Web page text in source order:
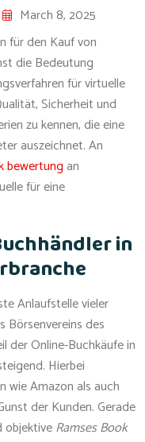
March 8, 2025
für den Kauf von
die Bedeutung
für virtuelle
Sicherheit und
zu kennen, die eine
auszeichnet. An
bewertungan
für eine
in
Anlaufstelle vieler
Börsenvereins des
der Online-Buchkäufe in
Hierbei
wie Amazon als auch
der Kunden. Gerade
objektiveRamses Book